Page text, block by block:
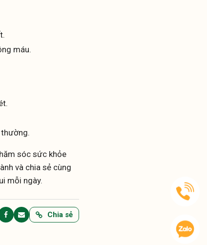
máu.
sóc sức khỏe
và chia sẻ cùng
mỗi ngày.
Chia sẻ